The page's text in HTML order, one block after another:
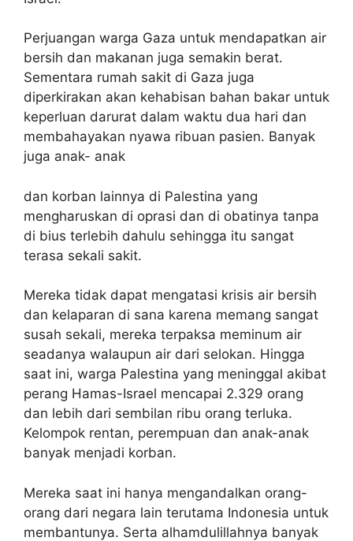
Perjuangan warga Gaza untuk mendapatkan air
bersih dan makanan juga semakin berat.
Sementara rumah sakit di Gaza juga
diperkirakan akan kehabisan bahan bakar untuk
keperluan darurat dalam waktu dua hari dan
membahayakan nyawa ribuan pasien. Banyak
juga anak- anak
dan korban lainnya di Palestina yang
mengharuskan di oprasi dan di obatinya tanpa
di bius terlebih dahulu sehingga itu sangat
terasa sekali sakit.
Mereka tidak dapat mengatasi krisis air bersih
dan kelaparan di sana karena memang sangat
susah sekali, mereka terpaksa meminum air
seadanya walaupun air dari selokan. Hingga
saat ini, warga Palestina yang meninggal akibat
perang Hamas-Israel mencapai 2.329 orang
dan lebih dari sembilan ribu orang terluka.
Kelompok rentan, perempuan dan anak-anak
banyak menjadi korban.
Mereka saat ini hanya mengandalkan orang-
orang dari negara lain terutama Indonesia untuk
membantunya. Serta alhamdulillahnya banyak